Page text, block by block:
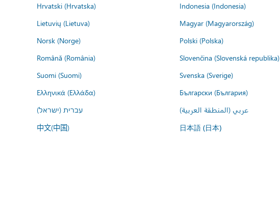
Hrvatski (Hrvatska)
Indonesia (Indonesia)
Lietuvių (Lietuva)
Magyar (Magyarország)
Norsk (Norge)
Polski (Polska)
Română (România)
Slovenčina (Slovenská republika)
Suomi (Suomi)
Svenska (Sverige)
Ελληνικά (Ελλάδα)
Български (България)
עברית (ישראל)
عربي (المنطقة العربية)
中文(中国) 日本語 (日本)